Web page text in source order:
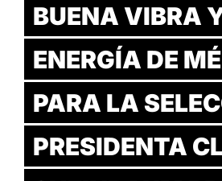
BUENA VIBRA
ENERGÍA DE
PARA LA
PRESIDENTA